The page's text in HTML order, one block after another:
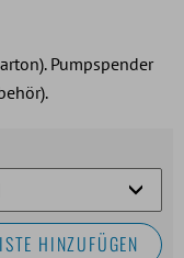
Pumpspender
HINZUFÜGEN